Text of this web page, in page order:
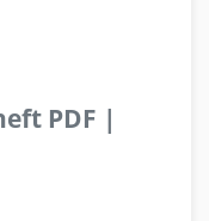
PDF |